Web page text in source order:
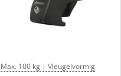
Max. 100 kg | Vleugelvormig